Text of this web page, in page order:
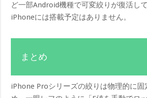
ど一部Android機種で可変絞りが復活し
iPhoneには搭載予定はありません。
まとめ
iPhone Proシリーズの絞りは物理的に固